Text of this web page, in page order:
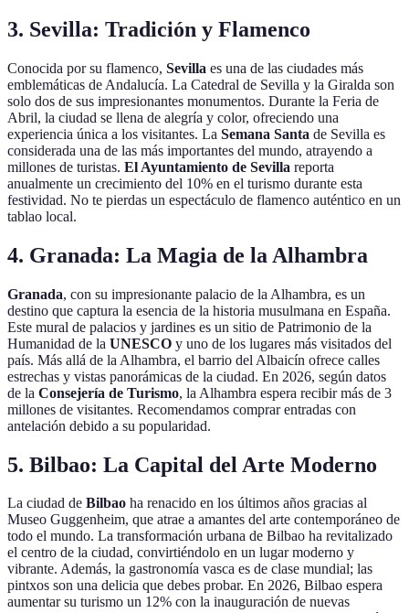
3. Sevilla: Tradición y Flamenco
Conocida por su flamenco, Sevilla es una de las ciudades más
emblemáticas de Andalucía. La Catedral de Sevilla y la Giralda son
solo dos de sus impresionantes monumentos. Durante la Feria de
Abril, la ciudad se llena de alegría y color, ofreciendo una
experiencia única a los visitantes. La Semana Santa de Sevilla es
considerada una de las más importantes del mundo, atrayendo a
millones de turistas. El Ayuntamiento de Sevilla reporta
anualmente un crecimiento del 10% en el turismo durante esta
festividad. No te pierdas un espectáculo de flamenco auténtico en un
tablao local.
4. Granada: La Magia de la Alhambra
Granada, con su impresionante palacio de la Alhambra, es un
destino que captura la esencia de la historia musulmana en España.
Este mural de palacios y jardines es un sitio de Patrimonio de la
Humanidad de la UNESCO y uno de los lugares más visitados del
país. Más allá de la Alhambra, el barrio del Albaicín ofrece calles
estrechas y vistas panorámicas de la ciudad. En 2026, según datos
de la Consejería de Turismo, la Alhambra espera recibir más de 3
millones de visitantes. Recomendamos comprar entradas con
antelación debido a su popularidad.
5. Bilbao: La Capital del Arte Moderno
La ciudad de Bilbao ha renacido en los últimos años gracias al
Museo Guggenheim, que atrae a amantes del arte contemporáneo de
todo el mundo. La transformación urbana de Bilbao ha revitalizado
el centro de la ciudad, convirtiéndolo en un lugar moderno y
vibrante. Además, la gastronomía vasca es de clase mundial; las
pintxos son una delicia que debes probar. En 2026, Bilbao espera
aumentar su turismo un 12% con la inauguración de nuevas